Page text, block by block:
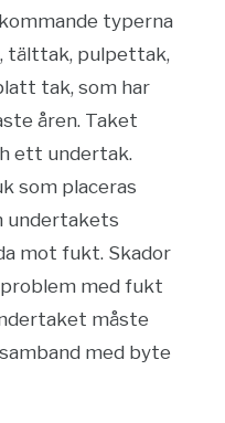
typerna
tälttak, pulpettak,
tak, som har
åren. Taket
ett undertak.
som placeras
undertakets
mot fukt. Skador
med fukt
måste
med byte